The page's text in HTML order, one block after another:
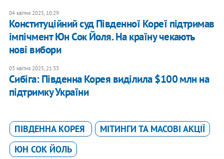
04 квітня 2025, 10:29
Конституційний суд Південної Кореї підтримав
імпічмент Юн Сок Йоля. На країну чекають
нові вибори
03 квітня 2025, 21:33
Сибіга: Південна Корея виділила $100 млн на
підтримку України
ПІВДЕННА КОРЕЯ
МІТИНГИ ТА МАСОВІ АКЦІЇ
ЮН СОК ЙОЛЬ